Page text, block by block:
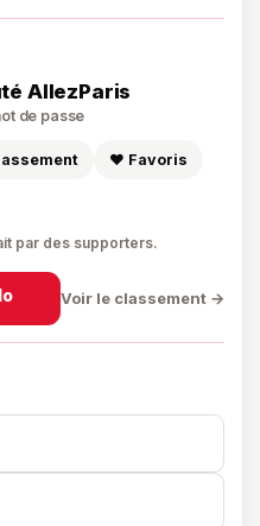
AllezParis
de passe
❤️ Favoris
par des supporters.
Voir le classement →